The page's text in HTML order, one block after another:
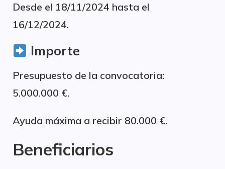
Desde el 18/11/2024 hasta el
16/12/2024.
Importe
Presupuesto de la convocatoria:
5.000.000 €.
Ayuda máxima a recibir 80.000 €.
Beneficiarios